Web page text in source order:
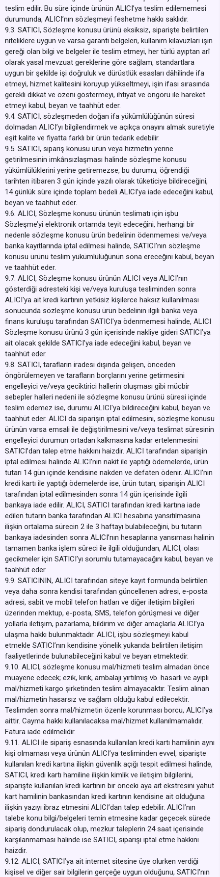
teslim edilir. Bu süre içinde ürünün ALICI’ya teslim edilememesi
durumunda, ALICI’nın sözleşmeyi feshetme hakkı saklıdır.
9.3. SATICI, Sözleşme konusu ürünü eksiksiz, siparişte belirtilen
niteliklere uygun ve varsa garanti belgeleri, kullanım kılavuzları işin
gereği olan bilgi ve belgeler ile teslim etmeyi, her türlü ayıptan arî
olarak yasal mevzuat gereklerine göre sağlam, standartlara
uygun bir şekilde işi doğruluk ve dürüstlük esasları dâhilinde ifa
etmeyi, hizmet kalitesini koruyup yükseltmeyi, işin ifası sırasında
gerekli dikkat ve özeni göstermeyi, ihtiyat ve öngörü ile hareket
etmeyi kabul, beyan ve taahhüt eder.
9.4. SATICI, sözleşmeden doğan ifa yükümlülüğünün süresi
dolmadan ALICI’yı bilgilendirmek ve açıkça onayını almak suretiyle
eşit kalite ve fiyatta farklı bir ürün tedarik edebilir.
9.5. SATICI, sipariş konusu ürün veya hizmetin yerine
getirilmesinin imkânsızlaşması halinde sözleşme konusu
yükümlülüklerini yerine getiremezse, bu durumu, öğrendiği
tarihten itibaren 3 gün içinde yazılı olarak tüketiciye bildireceğini,
14 günlük süre içinde toplam bedeli ALICI’ya iade edeceğini kabul,
beyan ve taahhüt eder.
9.6. ALICI, Sözleşme konusu ürünün teslimatı için işbu
Sözleşme’yi elektronik ortamda teyit edeceğini, herhangi bir
nedenle sözleşme konusu ürün bedelinin ödenmemesi ve/veya
banka kayıtlarında iptal edilmesi halinde, SATICI’nın sözleşme
konusu ürünü teslim yükümlülüğünün sona ereceğini kabul, beyan
ve taahhüt eder.
9.7. ALICI, Sözleşme konusu ürünün ALICI veya ALICI’nın
gösterdiği adresteki kişi ve/veya kuruluşa tesliminden sonra
ALICI'ya ait kredi kartının yetkisiz kişilerce haksız kullanılması
sonucunda sözleşme konusu ürün bedelinin ilgili banka veya
finans kuruluşu tarafından SATICI'ya ödenmemesi halinde, ALICI
Sözleşme konusu ürünü 3 gün içerisinde nakliye gideri SATICI’ya
ait olacak şekilde SATICI’ya iade edeceğini kabul, beyan ve
taahhüt eder.
9.8. SATICI, tarafların iradesi dışında gelişen, önceden
öngörülemeyen ve tarafların borçlarını yerine getirmesini
engelleyici ve/veya geciktirici hallerin oluşması gibi mücbir
sebepler halleri nedeni ile sözleşme konusu ürünü süresi içinde
teslim edemez ise, durumu ALICI'ya bildireceğini kabul, beyan ve
taahhüt eder. ALICI da siparişin iptal edilmesini, sözleşme konusu
ürünün varsa emsali ile değiştirilmesini ve/veya teslimat süresinin
engelleyici durumun ortadan kalkmasına kadar ertelenmesini
SATICI’dan talep etme hakkını haizdir. ALICI tarafından siparişin
iptal edilmesi halinde ALICI’nın nakit ile yaptığı ödemelerde, ürün
tutarı 14 gün içinde kendisine nakden ve defaten ödenir. ALICI’nın
kredi kartı ile yaptığı ödemelerde ise, ürün tutarı, siparişin ALICI
tarafından iptal edilmesinden sonra 14 gün içerisinde ilgili
bankaya iade edilir. ALICI, SATICI tarafından kredi kartına iade
edilen tutarın banka tarafından ALICI hesabına yansıtılmasına
ilişkin ortalama sürecin 2 ile 3 haftayı bulabileceğini, bu tutarın
bankaya iadesinden sonra ALICI’nın hesaplarına yansıması halinin
tamamen banka işlem süreci ile ilgili olduğundan, ALICI, olası
gecikmeler için SATICI’yı sorumlu tutamayacağını kabul, beyan ve
taahhüt eder.
9.9. SATICININ, ALICI tarafından siteye kayıt formunda belirtilen
veya daha sonra kendisi tarafından güncellenen adresi, e-posta
adresi, sabit ve mobil telefon hatları ve diğer iletişim bilgileri
üzerinden mektup, e-posta, SMS, telefon görüşmesi ve diğer
yollarla iletişim, pazarlama, bildirim ve diğer amaçlarla ALICI’ya
ulaşma hakkı bulunmaktadır. ALICI, işbu sözleşmeyi kabul
etmekle SATICI’nın kendisine yönelik yukarıda belirtilen iletişim
faaliyetlerinde bulunabileceğini kabul ve beyan etmektedir.
9.10. ALICI, sözleşme konusu mal/hizmeti teslim almadan önce
muayene edecek; ezik, kırık, ambalajı yırtılmış vb. hasarlı ve ayıplı
mal/hizmeti kargo şirketinden teslim almayacaktır. Teslim alınan
mal/hizmetin hasarsız ve sağlam olduğu kabul edilecektir.
Teslimden sonra mal/hizmetin özenle korunması borcu, ALICI’ya
aittir. Cayma hakkı kullanılacaksa mal/hizmet kullanılmamalıdır.
Fatura iade edilmelidir.
9.11. ALICI ile sipariş esnasında kullanılan kredi kartı hamilinin aynı
kişi olmaması veya ürünün ALICI’ya tesliminden evvel, siparişte
kullanılan kredi kartına ilişkin güvenlik açığı tespit edilmesi halinde,
SATICI, kredi kartı hamiline ilişkin kimlik ve iletişim bilgilerini,
siparişte kullanılan kredi kartının bir önceki aya ait ekstresini yahut
kart hamilinin bankasından kredi kartının kendisine ait olduğuna
ilişkin yazıyı ibraz etmesini ALICI’dan talep edebilir. ALICI’nın
talebe konu bilgi/belgeleri temin etmesine kadar geçecek sürede
sipariş dondurulacak olup, mezkur taleplerin 24 saat içerisinde
karşılanmaması halinde ise SATICI, siparişi iptal etme hakkını
haizdir.
9.12. ALICI, SATICI’ya ait internet sitesine üye olurken verdiği
kişisel ve diğer sair bilgilerin gerçeğe uygun olduğunu, SATICI’nın